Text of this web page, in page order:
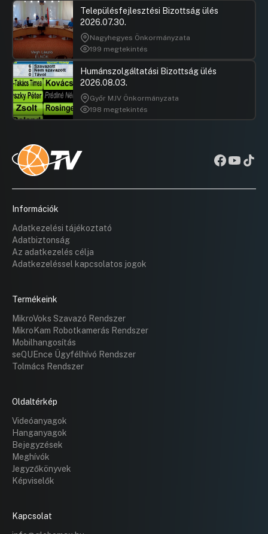
Településfejlesztési Bizottság ülés
2026.07.30.
Nagyhegyes Önkormányzata
199 megtekintés
Humánszolgáltatási Bizottság ülés
2026.08.03.
Győr MJV Önkormányzata
198 megtekintés
Információk
Adatkezelési tájékoztató
Adatbiztonság
Az adatkezelés célja
Adatkezeléssel kapcsolatos jogok
Termékeink
MikroVoks Szavazó Rendszer
MikroKam Robotkamerás Rendszer
Mobilhangosítás
seQUEnce Ügyfélhívó Rendszer
Tolmács Rendszer
Oldaltérkép
Videóanyagok
Hanganyagok
Bejegyzések
Meghívók
Jegyzőkönyvek
Képviselők
Kapcsolat